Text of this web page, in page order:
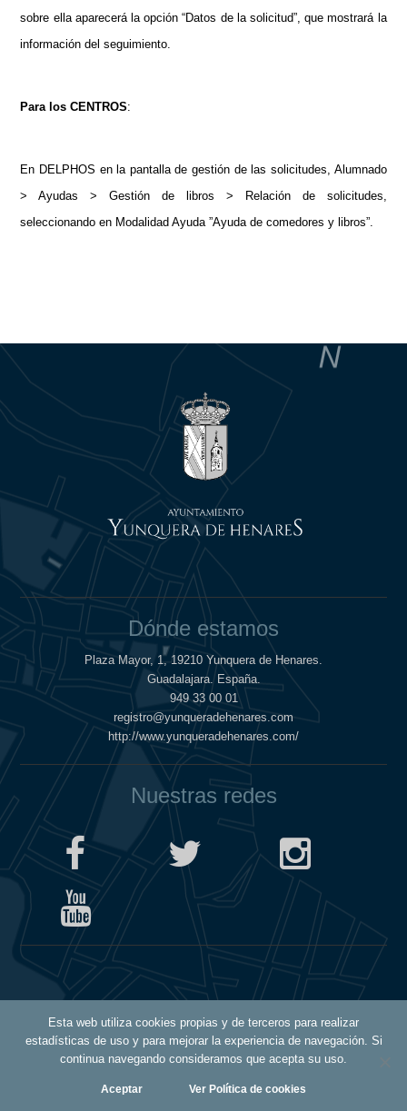
sobre ella aparecerá la opción “Datos de la solicitud”, que mostrará la
información del seguimiento.
Para los CENTROS:
En DELPHOS en la pantalla de gestión de las solicitudes, Alumnado
> Ayudas > Gestión de libros > Relación de solicitudes,
seleccionando en Modalidad Ayuda ”Ayuda de comedores y libros”.
Esta web utiliza cookies propias y de terceros para realizar
estadísticas de uso y para mejorar la experiencia de navegación. Si
continua navegando consideramos que acepta su uso.
Aceptar Ver Política de cookies
Dónde estamos
Plaza Mayor, 1, 19210 Yunquera de Henares.
Guadalajara. España.
949 33 00 01
registro@yunqueradehenares.com
http://www.yunqueradehenares.com/
Nuestras redes
Política de Cookies
Política de Privacidad
Aviso Legal